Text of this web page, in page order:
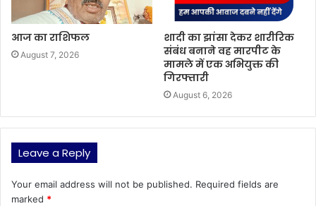
आज का राशिफल
August 7, 2026
शादी का झांसा देकर शारीरिक
संबंध बनाने वह मारपीट के
मामले में एक अभियुक्त की
गिरफ्तारी
August 6, 2026
Leave a Reply
Your email address will not be published. Required fields are
marked *